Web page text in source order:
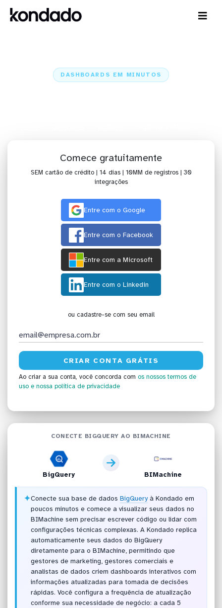
DASHBOARDS EM MINUTOS
Comece gratuitamente
SEM cartão de crédito | 14 dias | 10MM de registros | 30
integrações
Entre com o Google
Entre com o Facebook
Entre com a Microsoft
Entre com o Linkedin
ou cadastre-se com seu email
Ao criar a sua conta, você concorda com os nossos termos de
uso e nossa política de privacidade
CONECTE BIGQUERY AO BIMACHINE
BigQuery BIMachine
✦Conecte sua base de dados BigQueryà Kondado em
poucos minutos e comece a visualizar seus dados no
BIMachine sem precisar escrever código ou lidar com
configurações técnicas complexas. A Kondado replica
automaticamente seus dados do BigQuery
diretamente para o BIMachine, permitindo que
gestores de marketing, gestores comerciais e
analistas de dados criem dashboards interativos com
informações atualizadas para tomada de decisões
rápidas. Você configura a frequência de atualização
conforme sua necessidade de negócio: a cada 5